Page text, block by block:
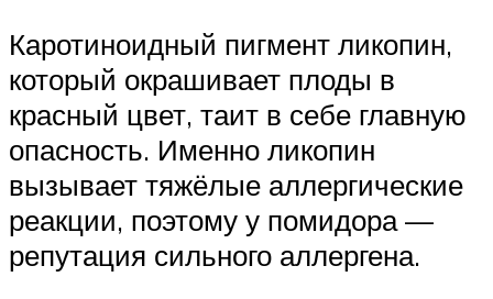
Каротиноидный пигмент ликопин,
который окрашивает плоды в
красный цвет, таит в себе главную
опасность. Именно ликопин
вызывает тяжёлые аллергические
реакции, поэтому у помидора —
репутация сильного аллергена.